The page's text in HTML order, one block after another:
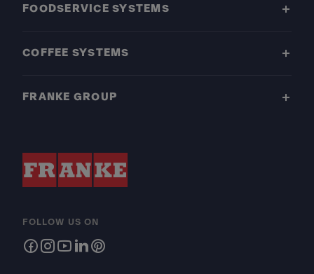
FOODSERVICE SYSTEMS
COFFEE SYSTEMS
FRANKE GROUP
FOLLOW US ON